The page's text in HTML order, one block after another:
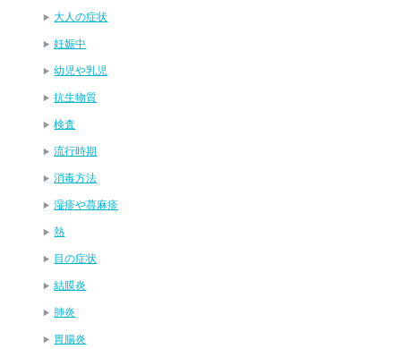
大人の症状
妊娠中
幼児や乳児
抗生物質
検査
流行時期
消毒方法
湿疹や蕁麻疹
熱
目の症状
結膜炎
肺炎
胃腸炎